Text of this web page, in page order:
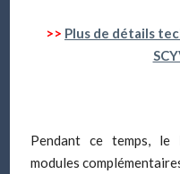
>> Plus de détails
Pendant ce temps, le
modules